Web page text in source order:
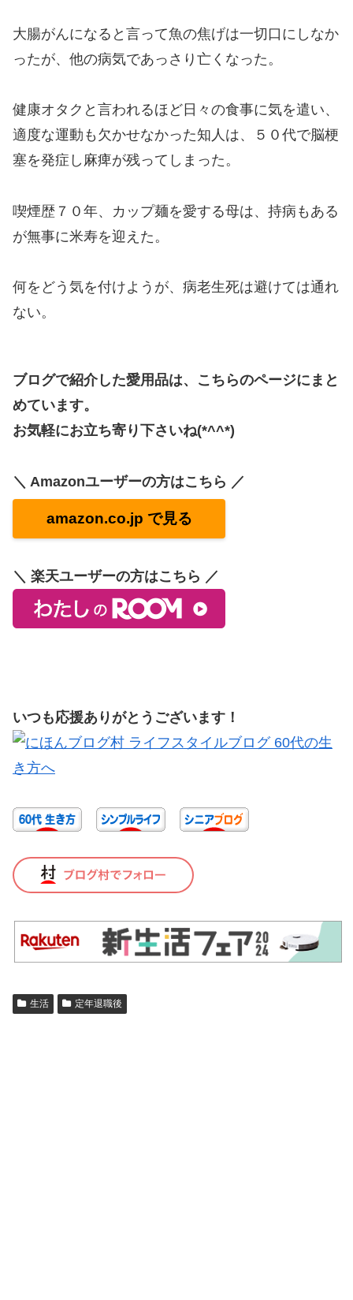
大腸がんになると言って魚の焦げは一切口にしなか
ったが、他の病気であっさり亡くなった。
健康オタクと言われるほど日々の食事に気を遣い、
適度な運動も欠かせなかった知人は、５０代で脳梗
塞を発症し麻痺が残ってしまった。
喫煙歴７０年、カップ麺を愛する母は、持病もある
が無事に米寿を迎えた。
何をどう気を付けようが、病老生死は避けては通れ
ない。
ブログで紹介した愛用品は、こちらのページにまと
めています。
お気軽にお立ち寄り下さいね(*^^*)
＼ Amazonユーザーの方はこちら ／
amazon.co.jp で見る
＼ 楽天ユーザーの方はこちら ／
いつも応援ありがとうございます！
生活 定年退職後